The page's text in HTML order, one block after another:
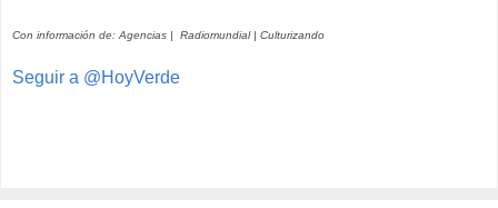
Con información de: Agencias | Radiomundial | Culturizando
Seguir a @HoyVerde